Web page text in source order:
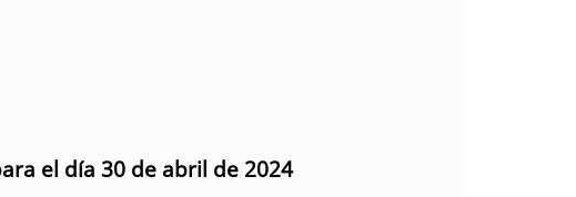
el día 30 de abril de 2024